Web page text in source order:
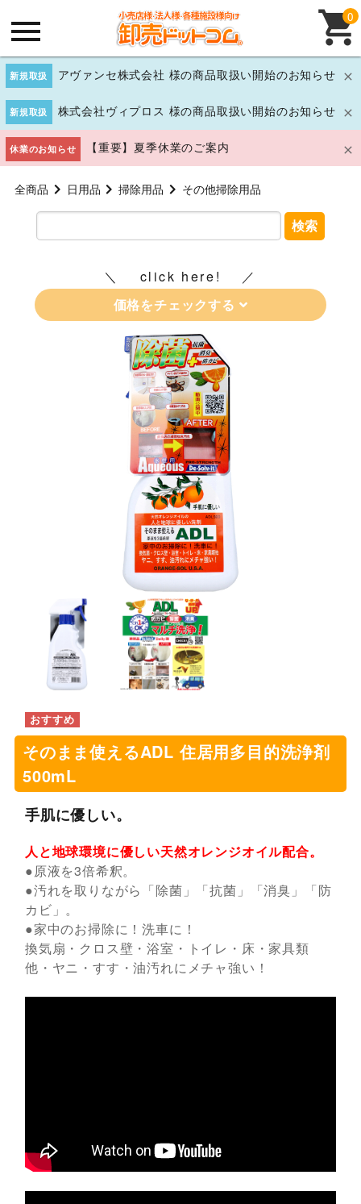
新規取扱 アヴァンセ株式会社 様の商品取扱い開始のお知らせ
新規取扱 株式会社ヴィプロス 様の商品取扱い開始のお知らせ
休業のお知らせ 【重要】夏季休業のご案内
0
全商品 日用品 掃除用品 その他掃除用品
検索
click here!
価格をチェックする
そのまま使えるADL 住居用多目的洗浄剤
500mL
手肌に優しい。
人と地球環境に優しい天然オレンジオイル配合。
●原液を3倍希釈。
●汚れを取りながら「除菌」「抗菌」「消臭」「防
カビ」。
●家中のお掃除に！洗車に！
換気扇・クロス壁・浴室・トイレ・床・家具類
他・ヤニ・すす・油汚れにメチャ強い！